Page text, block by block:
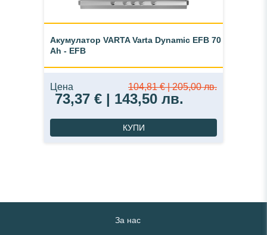
Акумулатор VARTA Varta Dynamic EFB 70
Ah - EFB
Цена 104,81 € | 205,00 лв.
73,37 € | 143,50 лв.
КУПИ
За нас